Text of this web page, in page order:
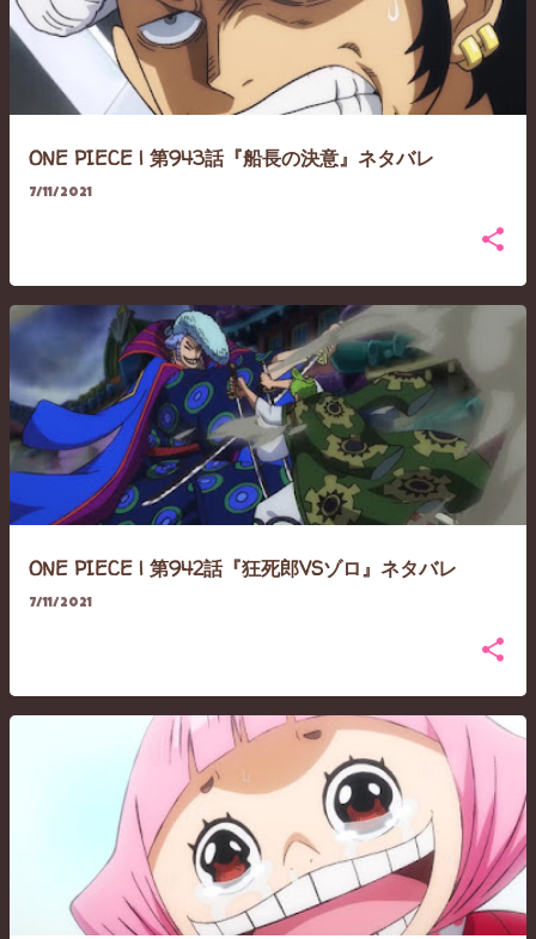
ONE PIECE | 第943話『船長の決意』ネタバレ
7/11/2021
ONE PIECE | 第942話『狂死郎VSゾロ』ネタバレ
7/11/2021